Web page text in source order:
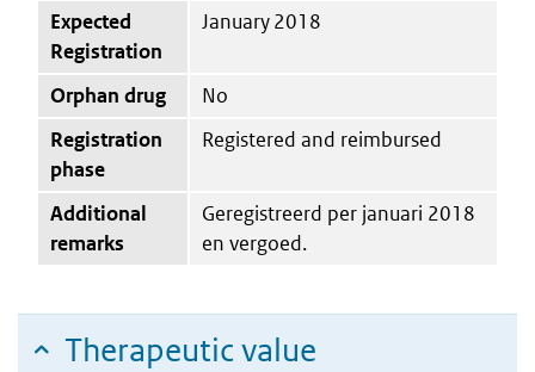
Expected
Registration
January 2018
Orphan drug
No
Registration
phase
Registered and reimbursed
Additional
remarks
Geregistreerd per januari 2018
en vergoed.
Therapeutic value